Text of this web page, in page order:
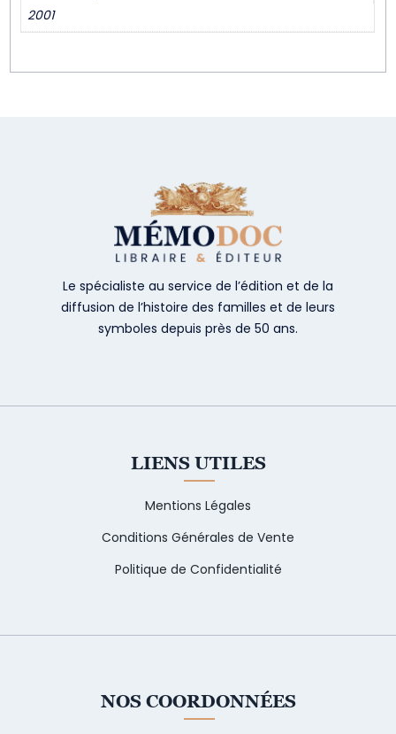
2001
Le spécialiste au service de l’édition et de la
diffusion de l’histoire des familles et de leurs
symboles depuis près de 50 ans.
LIENS UTILES
Mentions Légales
Conditions Générales de Vente
Politique de Confidentialité
NOS COORDONNÉES